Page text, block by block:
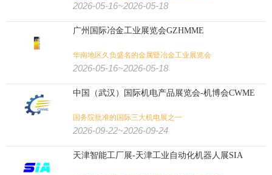
2026-05-16~2026-05-18
广州国际冶金工业展览会GZHMME
华南地区久负盛名的金属暨冶金工业展览会
2026-05-16~2026-05-18
中国（武汉）国际机电产品展览会-机博会CWME
国务院批准的国际三大机电展之一
2026-09-22~2026-09-24
天津智能工厂展-天津工业自动化机器人展SIA